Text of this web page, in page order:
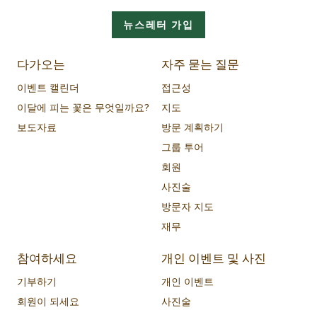
뉴스레터 가입
다가오는
이벤트 캘린더
이달에 피는 꽃은 무엇일까요?
보도자료
자주 묻는 질문
접근성
지도
방문 계획하기
그룹 투어
회원
사진술
방문자 지도
재무
참여하세요
기부하기
회원이 되세요
개인 이벤트 및 사진
개인 이벤트
사진술